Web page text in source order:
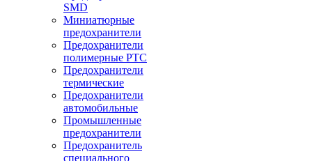
SMD
Миниатюрные
предохранители
Предохранители
полимерные PTC
Предохранители
термические
Предохранители
автомобильные
Промышленные
предохранители
Предохранитель
специального